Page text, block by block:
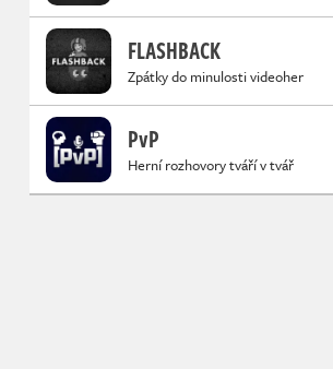
FLASHBACK
Zpátky do minulosti videoher
PvP
Herní rozhovory tváří v tvář